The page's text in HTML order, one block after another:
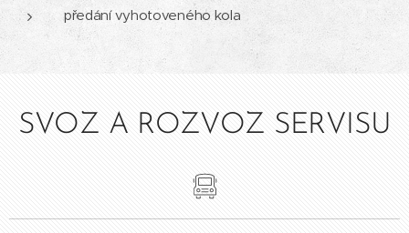
předání vyhotoveného kola
SVOZ A ROZVOZ SERVISU